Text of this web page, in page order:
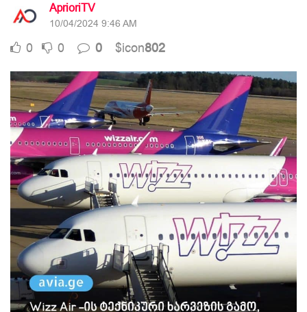
AprioriTV
10/04/2024 9:46 AM
0 0 0 $icon802